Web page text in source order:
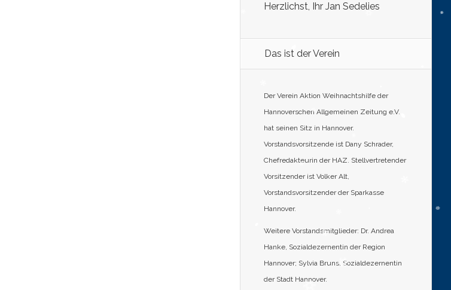
Herzlichst, Ihr Jan Sedelies
Das ist der Verein
Der Verein Aktion Weihnachtshilfe der
Hannoverschen Allgemeinen Zeitung e.V.
hat seinen Sitz in Hannover.
Vorstandsvorsitzende ist Dany Schrader,
Chefredakteurin der HAZ. Stellvertretender
Vorsitzender ist Volker Alt,
Vorstandsvorsitzender der Sparkasse
Hannover.
Weitere Vorstandsmitglieder: Dr. Andrea
Hanke, Sozialdezernentin der Region
Hannover; Sylvia Bruns, Sozialdezernentin
der Stadt Hannover.